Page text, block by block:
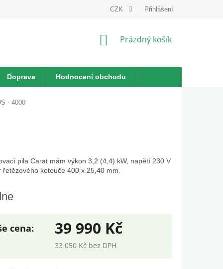
CZK Přihlášení
NÁKUPNÍ
Prázdný košík
Doprava Hodnocení obchodu
- 4000
pila Carat mám výkon 3,2 (4,4) kW, napětí 230 V
řetězového kotouče 400 x 25,40 mm.
39 990 Kč
33 050 Kč bez DPH